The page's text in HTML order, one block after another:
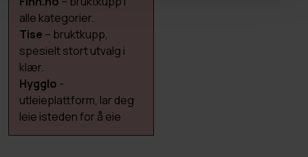
alle kategorier.
Tise – bruktkupp,
spesielt stort utvalg i
klær.
Hygglo -
utleieplattform, lar deg
leie isteden for å eie